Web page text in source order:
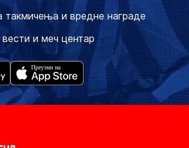
и вредне награде
вести и меч центар